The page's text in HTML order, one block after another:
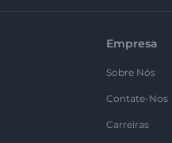
Empresa
Sobre Nós
Contate-Nos
Carreiras